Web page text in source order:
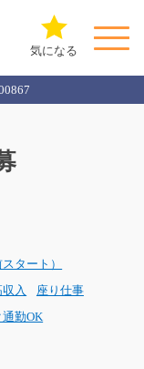
気になる
タート）
入 座り仕事
勤OK